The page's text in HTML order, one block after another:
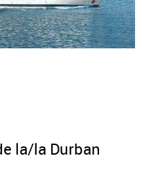
la/la Durban